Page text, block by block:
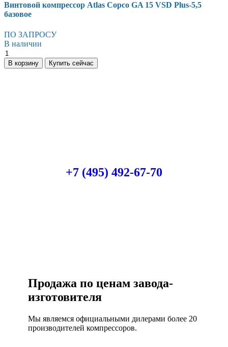
Винтовой компрессор Atlas Copco GA 15 VSD Plus-5,5
базовое
ПО ЗАПРОСУ
В наличии
В корзину Купить сейчас
+7 (495) 492-67-70
Продажа по ценам завода-
изготовителя
Мы являемся официальными дилерами более 20
производителей компрессоров.